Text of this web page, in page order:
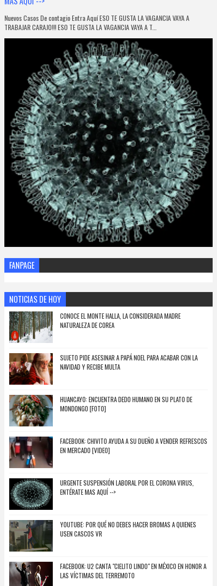
Nuevos Casos De contagio Entra Aquí ESO TE GUSTA LA VAGANCIA VAYA A
TRABAJAR CARAJO!!! ESO TE GUSTA LA VAGANCIA VAYA A T...
FANPAGE
NOTICIAS DE HOY
CONOCE EL MONTE HALLA, LA CONSIDERADA MADRE
NATURALEZA DE COREA
SUJETO PIDE ASESINAR A PAPÁ NOEL PARA ACABAR CON LA
NAVIDAD Y RECIBE MULTA
HUANCAYO: ENCUENTRA DEDO HUMANO EN SU PLATO DE
MONDONGO [FOTO]
FACEBOOK: CHIVITO AYUDA A SU DUEÑO A VENDER REFRESCOS
EN MERCADO [VIDEO]
URGENTE SUSPENSIÓN LABORAL POR EL CORONA VIRUS,
ENTÉRATE MAS AQUÍ -->
YOUTUBE: POR QUÉ NO DEBES HACER BROMAS A QUIENES
USEN CASCOS VR
FACEBOOK: U2 CANTA "CIELITO LINDO" EN MÉXICO EN HONOR A
LAS VÍCTIMAS DEL TERREMOTO